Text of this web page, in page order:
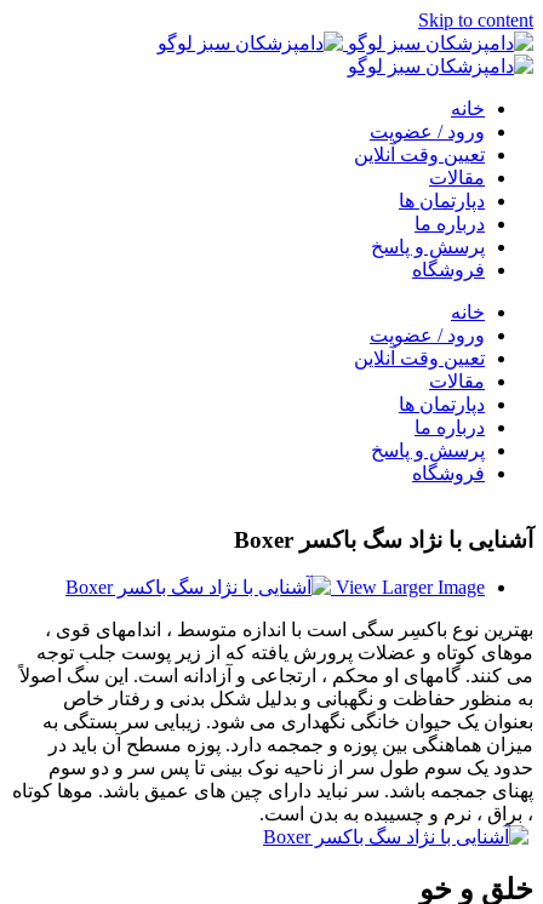
Skip to content
خانه
ورود / عضویت
تعیین وقت آنلاین
مقالات
دپارتمان ها
درباره ما
پرسش و پاسخ
فروشگاه
خانه
ورود / عضویت
تعیین وقت آنلاین
مقالات
دپارتمان ها
درباره ما
پرسش و پاسخ
فروشگاه
آشنایی با نژاد سگ باکسر Boxer
View Larger Image
بهترین نوع باکسِر سگی است با اندازه متوسط ، اندامهای قوی ،
موهای کوتاه و عضلات پرورش یافته که از زیر پوست جلب توجه
می کنند. گامهای او محکم ، ارتجاعی و آزادانه است. این سگ اصولاً
به منظور حفاظت و نگهبانی و بدلیل شکل بدنی و رفتار خاص
بعنوان یک حیوان خانگی نگهداری می شود. زیبایی سر بستگی به
میزان هماهنگی بین پوزه و جمجمه دارد. پوزه مسطح آن باید در
حدود یک سوم طول سر از ناحیه نوک بینی تا پس سر و دو سوم
پهنای جمجمه باشد. سر نباید دارای چین های عمیق باشد. موها کوتاه
، براق ، نرم و چسیبده به بدن است.
خلق و خو